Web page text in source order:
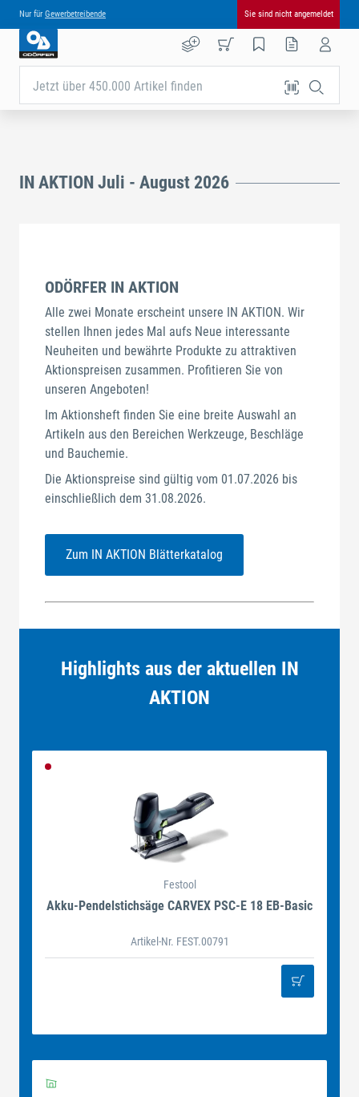
Nur für Gewerbetreibende Sie sind nicht angemeldet
Jetzt über 450.000 Artikel finden
IN AKTION Juli - August 2026
ODÖRFER IN AKTION
Alle zwei Monate erscheint unsere IN AKTION. Wir
stellen Ihnen jedes Mal aufs Neue interessante
Neuheiten und bewährte Produkte zu attraktiven
Aktionspreisen zusammen. Profitieren Sie von
unseren Angeboten!
Im Aktionsheft finden Sie eine breite Auswahl an
Artikeln aus den Bereichen Werkzeuge, Beschläge
und Bauchemie.
Die Aktionspreise sind gültig vom 01.07.2026 bis
einschließlich dem 31.08.2026.
Zum IN AKTION Blätterkatalog
Highlights aus der aktuellen IN
AKTION
Festool
Akku-Pendelstichsäge CARVEX PSC-E 18 EB-Basic
Artikel-Nr. FEST.00791